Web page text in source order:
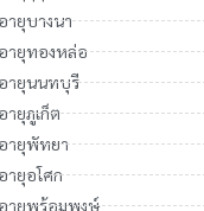
ายุบางนา
ายุทองหล่อ
ายุนนทบุรี
ยุภูเก็ต
ายุพัทยา
ายุอโศก
ายุพร้อมพงษ์